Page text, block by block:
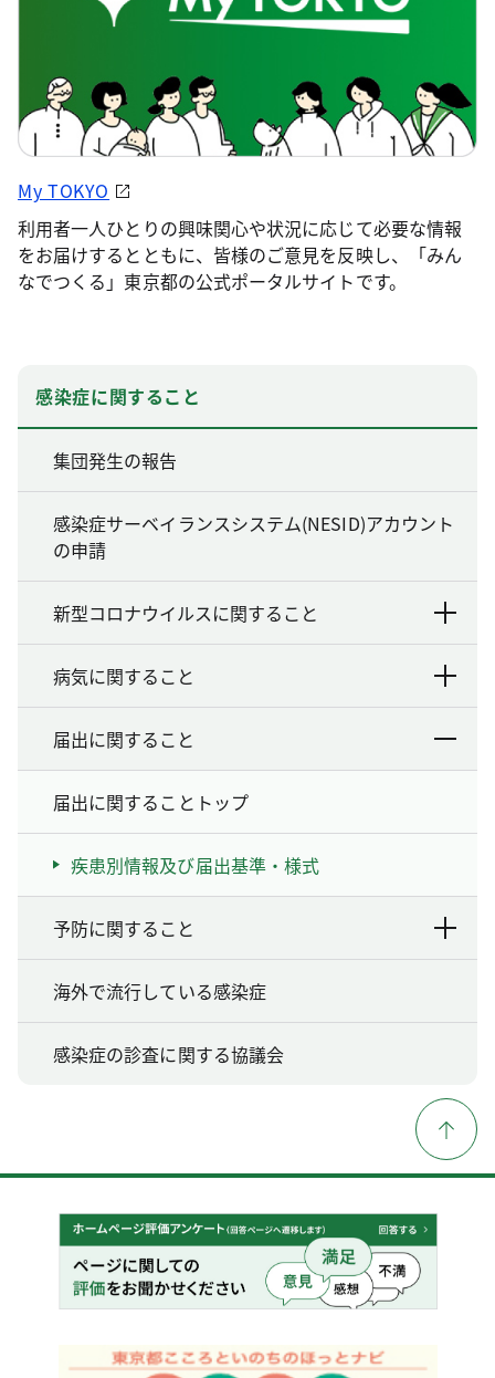
My TOKYO
利用者一人ひとりの興味関心や状況に応じて必要な情報
をお届けするとともに、皆様のご意見を反映し、「みん
なでつくる」東京都の公式ポータルサイトです。
感染症に関すること
集団発生の報告
感染症サーベイランスシステム(NESID)アカウント
の申請
新型コロナウイルスに関すること
病気に関すること
届出に関すること
届出に関することトップ
疾患別情報及び届出基準・様式
予防に関すること
海外で流行している感染症
感染症の診査に関する協議会